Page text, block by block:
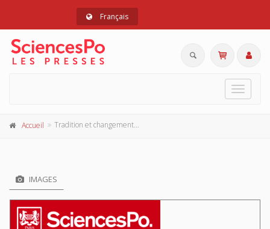
Français
Toggle
Accueil Tradition et changement en Toscane
IMAGES